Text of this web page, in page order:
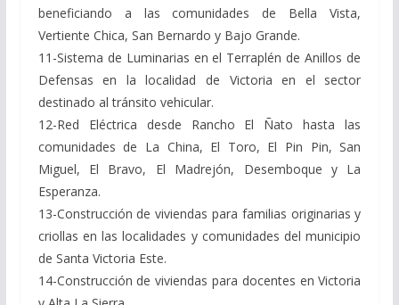
beneficiando a las comunidades de Bella Vista,
Vertiente Chica, San Bernardo y Bajo Grande.
11-Sistema de Luminarias en el Terraplén de Anillos de
Defensas en la localidad de Victoria en el sector
destinado al tránsito vehicular.
12-Red Eléctrica desde Rancho El Ñato hasta las
comunidades de La China, El Toro, El Pin Pin, San
Miguel, El Bravo, El Madrejón, Desemboque y La
Esperanza.
13-Construcción de viviendas para familias originarias y
criollas en las localidades y comunidades del municipio
de Santa Victoria Este.
14-Construcción de viviendas para docentes en Victoria